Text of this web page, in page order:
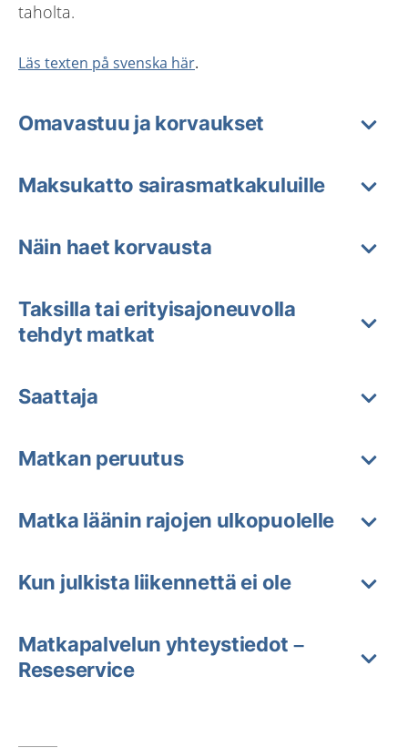
taholta.
Läs texten på svenska här.
Omavastuu ja korvaukset
Maksukatto sairasmatkakuluille
Näin haet korvausta
Taksilla tai erityisajoneuvolla
tehdyt matkat
Saattaja
Matkan peruutus
Matka läänin rajojen ulkopuolelle
Kun julkista liikennettä ei ole
Matkapalvelun yhteystiedot –
Reseservice